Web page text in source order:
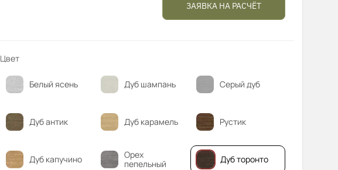
ЗАЯВКА НА РАСЧЁТ
Цвет
Белый ясень Дуб шампань Серый дуб
Дуб антик Дуб карамель Рустик
Дуб капучино
Орех
пепельный
Дуб торонто